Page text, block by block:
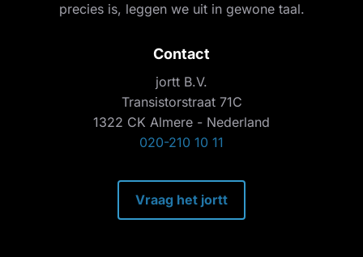
precies is, leggen we uit in gewone taal.
Contact
jortt B.V.
Transistorstraat 71C
1322 CK Almere - Nederland
020-210 10 11
Vraag het jortt